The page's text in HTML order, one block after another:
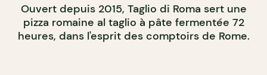
Ouvert depuis 2015, Taglio di Roma sert une
pizza romaine al taglio à pâte fermentée 72
heures, dans l'esprit des comptoirs de Rome.